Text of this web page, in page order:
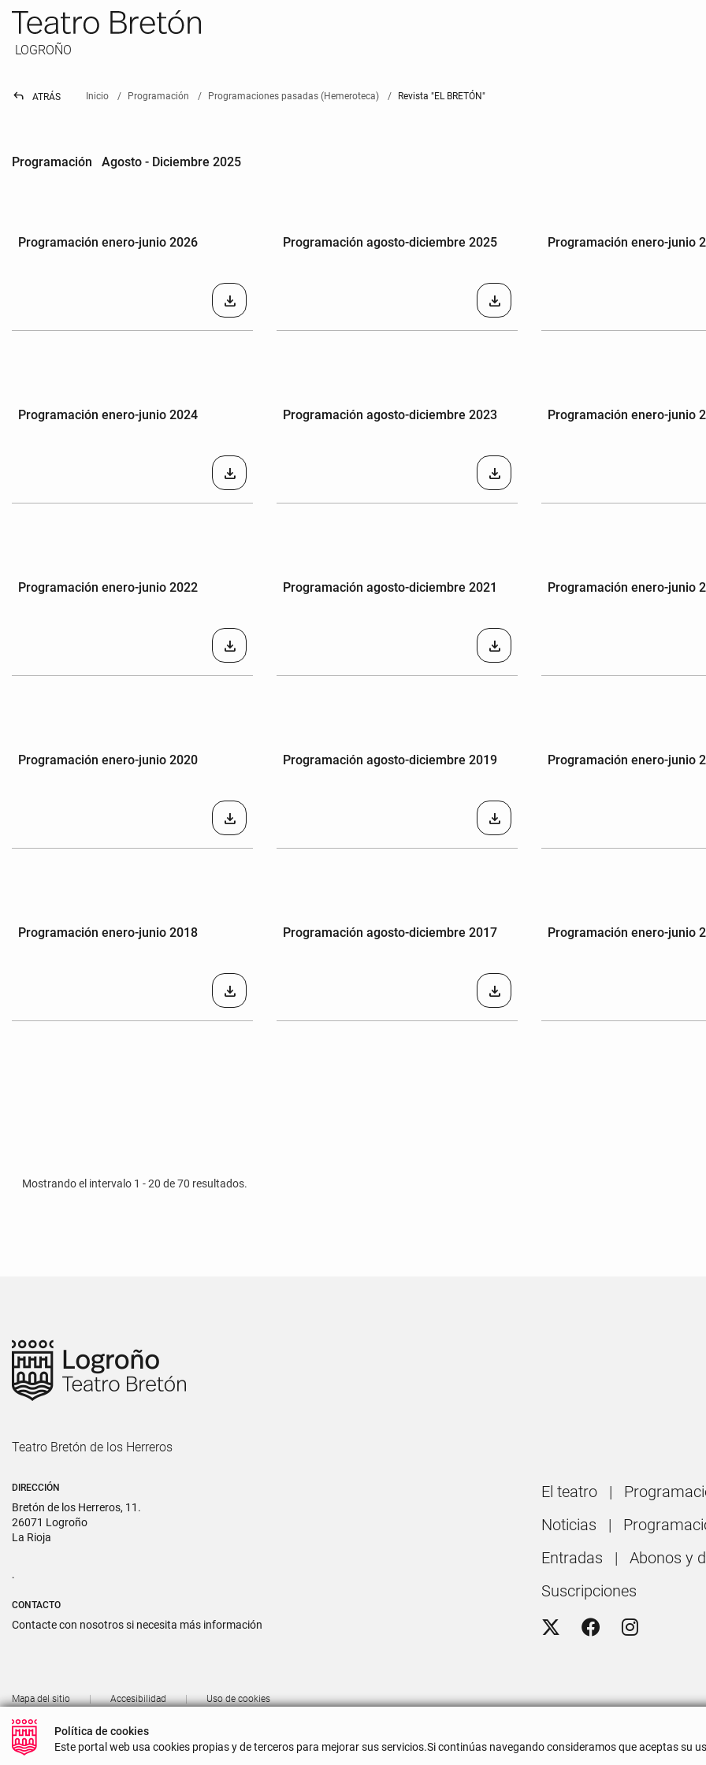
LOGROÑO
reply ATRÁS Inicio Programación Programaciones pasadas (Hemeroteca) Revista "EL BRETÓN"
Programación Agosto - Diciembre 2025
Programación enero-junio 2026
download
Programación agosto-diciembre 2025
download
Programación enero-junio
Programación enero-junio 2024
download
Programación agosto-diciembre 2023
download
Programación enero-junio
Programación enero-junio 2022
download
Programación agosto-diciembre 2021
download
Programación enero-junio
Programación enero-junio 2020
download
Programación agosto-diciembre 2019
download
Programación enero-junio
Programación enero-junio 2018
download
Programación agosto-diciembre 2017
download
Programación enero-junio
Mostrando el intervalo 1 - 20 de 70 resultados.
Teatro Bretón de los Herreros
DIRECCIÓN
Bretón de los Herreros, 11.
26071 Logroño
La Rioja
.
CONTACTO
Contacte con nosotros si necesita más información
El teatro
Noticias
Entradas
Abonos y
Suscripciones
Mapa del sitio Accesibilidad Uso de cookies
Política de cookies
Este portal web usa cookies propias y de terceros para mejorar sus servicios.Si continúas navegando consideramos que aceptas su